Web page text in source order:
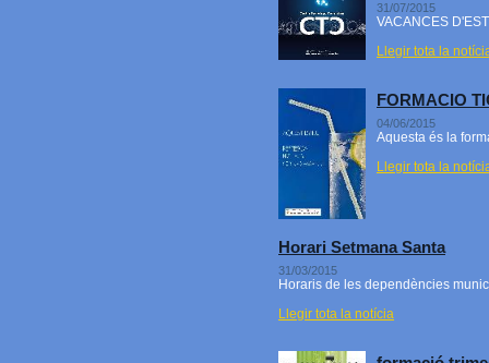
31/07/2015
VACANCES
Llegir tota la
FORMACIO
04/06/2015
Aquesta és la
Llegir tota la
Horari Setmana Santa
31/03/2015
Horaris de les dependències
Llegir tota la notícia